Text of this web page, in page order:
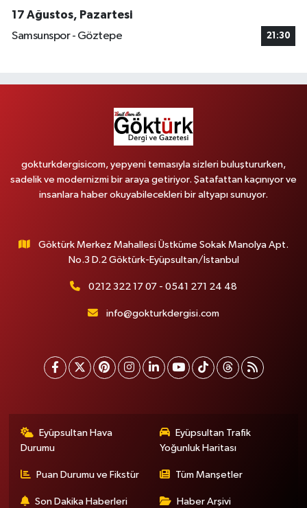
17 Ağustos, Pazartesi
Samsunspor - Göztepe
21:30
gokturkdergisicom, yepyeni temasıyla sizleri buluştururken,
sadelik ve modernizmi bir araya getiriyor. Şatafattan kaçınıyor ve
insanlara haber okuyabilecekleri bir altyapı sunuyor.
Göktürk Merkez Mahallesi Üstküme Sokak Manolya Apt.
No.3 D.2 Göktürk-Eyüpsultan/İstanbul
0212 322 17 07 - 0541 271 24 48
info@gokturkdergisi.com
Eyüpsultan Hava
Durumu
Eyüpsultan Trafik
Yoğunluk Haritası
Puan Durumu ve Fikstür Tüm Manşetler
Son Dakika Haberleri Haber Arşivi